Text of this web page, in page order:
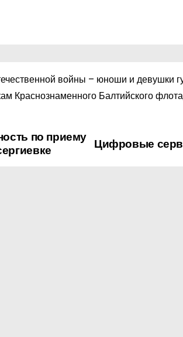
войны – юноши и девушки
Краснознаменного Балтийского
Цифровые
по приему